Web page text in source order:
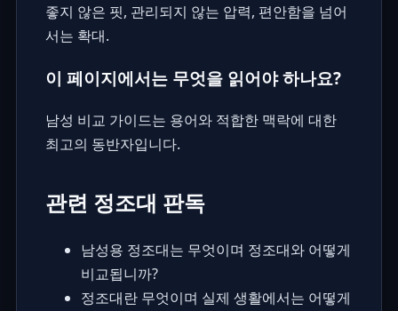
좋지 않은 핏, 관리되지 않는 압력, 편안함을 넘어
서는 확대.
이 페이지에서는 무엇을 읽어야 하나요?
남성 비교 가이드는 용어와 적합한 맥락에 대한
최고의 동반자입니다.
관련 정조대 판독
남성용 정조대는 무엇이며 정조대와 어떻게
비교됩니까?
정조대란 무엇이며 실제 생활에서는 어떻게